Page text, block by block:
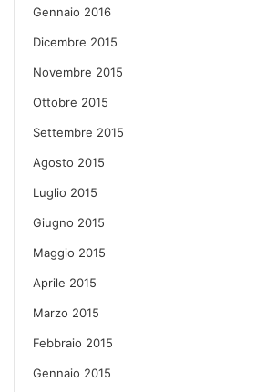
Gennaio 2016
Dicembre 2015
Novembre 2015
Ottobre 2015
Settembre 2015
Agosto 2015
Luglio 2015
Giugno 2015
Maggio 2015
Aprile 2015
Marzo 2015
Febbraio 2015
Gennaio 2015